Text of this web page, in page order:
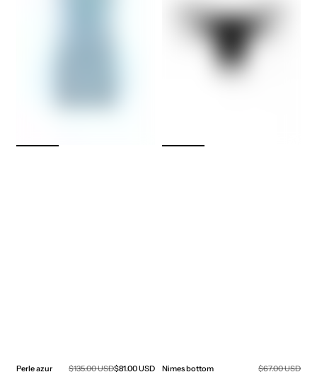
Perle azur
Prix
$135.00 USD
Prix
$81.00 USD
Nimes bottom
Prix
$67.00 USDPrix